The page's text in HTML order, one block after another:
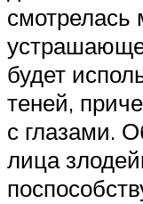
смотрелась
будет
теней,
с глазами.
лица